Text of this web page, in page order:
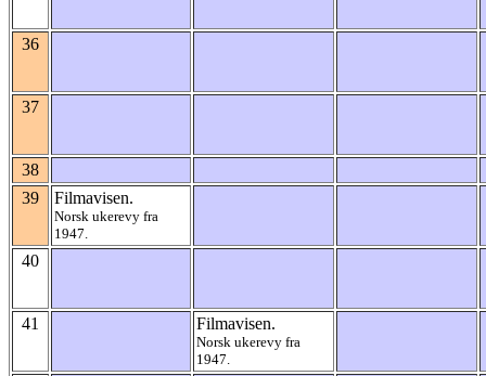
36
37
38
39
Filmavisen.
Norsk ukerevy fra
1947.
40
41 Filmavisen.
Norsk ukerevy fra
1947.